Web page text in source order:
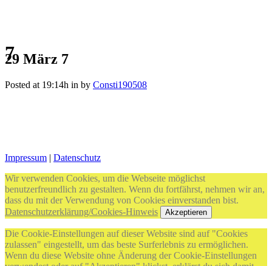
7
29 März 7
Posted at 19:14h in by Consti190508
Impressum | Datenschutz
Wir verwenden Cookies, um die Webseite möglichst
benutzerfreundlich zu gestalten. Wenn du fortfährst, nehmen wir an,
dass du mit der Verwendung von Cookies einverstanden bist.
Datenschutzerklärung/Cookies-Hinweis
Akzeptieren
Die Cookie-Einstellungen auf dieser Website sind auf "Cookies
zulassen" eingestellt, um das beste Surferlebnis zu ermöglichen.
Wenn du diese Website ohne Änderung der Cookie-Einstellungen